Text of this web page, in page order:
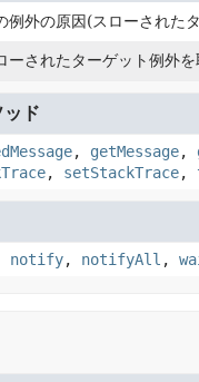
例外の原因(スローされた
ーされたターゲット例外を
ド
, getMessage,
, setStackTrace,
notify, notifyAll ,